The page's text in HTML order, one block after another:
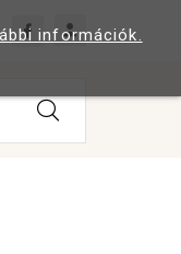
információk.